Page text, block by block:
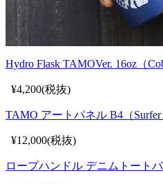
Hydro Flask TAMOVer. 16oz（
¥4,200(税抜)
TAMO アートパネル B4（Surfer
¥12,000(税抜)
ロープハンドル デニムトートバ